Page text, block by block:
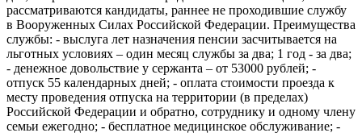
рассматриваются кандидаты, раннее не проходившие службу
в Вооруженных Силах Российской Федерации. Преимущества
службы: - выслуга лет назначения пенсии засчитывается на
льготных условиях – один месяц службы за два; 1 год - за два;
- денежное довольствие у сержанта – от 53000 рублей; -
отпуск 55 календарных дней; - оплата стоимости проезда к
месту проведения отпуска на территории (в пределах)
Российской Федерации и обратно, сотруднику и одному члену
семьи ежегодно; - бесплатное медицинское обслуживание; -